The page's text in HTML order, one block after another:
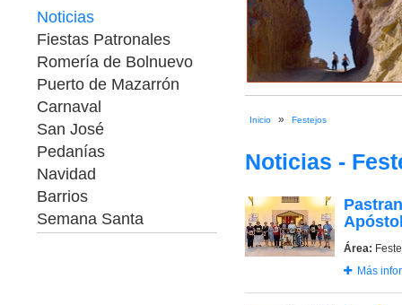
Noticias
Fiestas Patronales
Romería de Bolnuevo
Puerto de Mazarrón
Carnaval
San José
Pedanías
Navidad
Barrios
Semana Santa
Inicio » Festejos
Noticias -
Área:
Más